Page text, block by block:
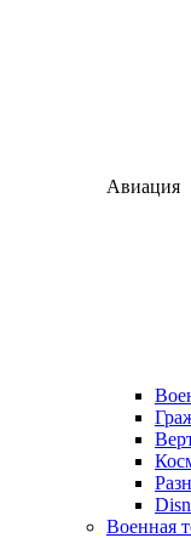
Авиация
Военная